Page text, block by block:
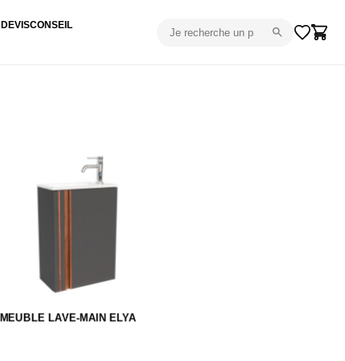
DEVISCONSEIL
MEUBLE LAVE-MAIN ELYA